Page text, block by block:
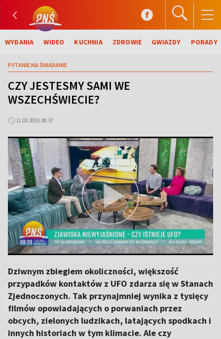
WYDANIA WIDEO KUCHNIA ZDROWIE GWIAZDY PORADY
PYTANIE NA ŚNIADANIE
CZY JESTESMY SAMI WE
WSZECHŚWIECIE?
11.03.2019, 08:37
Dziwnym zbiegiem okoliczności, większość
przypadków kontaktów z UFO zdarza się w Stanach
Zjednoczonych. Tak przynajmniej wynika z tysięcy
filmów opowiadających o porwaniach przez
obcych, zielonych ludzikach, latających spodkach i
innych historiach w tym klimacie. Ale czy